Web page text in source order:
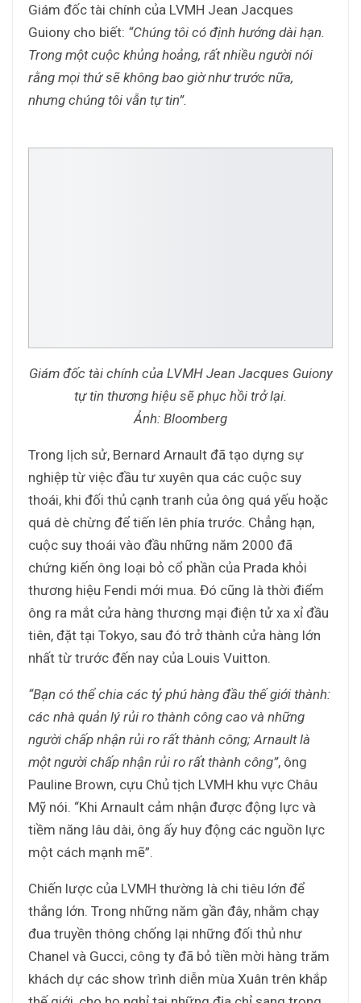
Giám đốc tài chính của LVMH Jean Jacques
Guiony cho biết: “Chúng tôi có định hướng dài hạn.
Trong một cuộc khủng hoảng, rất nhiều người nói
rằng mọi thứ sẽ không bao giờ như trước nữa,
nhưng chúng tôi vẫn tự tin”.
Giám đốc tài chính của LVMH Jean Jacques Guiony
tự tin thương hiệu sẽ phục hồi trở lại.
Ảnh: Bloomberg
Trong lịch sử, Bernard Arnault đã tạo dựng sự
nghiệp từ việc đầu tư xuyên qua các cuộc suy
thoái, khi đối thủ cạnh tranh của ông quá yếu hoặc
quá dè chừng để tiến lên phía trước. Chẳng hạn,
cuộc suy thoái vào đầu những năm 2000 đã
chứng kiến ông loại bỏ cổ phần của Prada khỏi
thương hiệu Fendi mới mua. Đó cũng là thời điểm
ông ra mắt cửa hàng thương mại điện tử xa xỉ đầu
tiên, đặt tại Tokyo, sau đó trở thành cửa hàng lớn
nhất từ trước đến nay của Louis Vuitton.
“Bạn có thể chia các tỷ phú hàng đầu thế giới thành:
các nhà quản lý rủi ro thành công cao và những
người chấp nhận rủi ro rất thành công; Arnault là
một người chấp nhận rủi ro rất thành công”, ông
Pauline Brown, cựu Chủ tịch LVMH khu vực Châu
Mỹ nói. “Khi Arnault cảm nhận được động lực và
tiềm năng lâu dài, ông ấy huy động các nguồn lực
một cách mạnh mẽ”.
Chiến lược của LVMH thường là chi tiêu lớn để
thắng lớn. Trong những năm gần đây, nhằm chạy
đua truyền thông chống lại những đối thủ như
Chanel và Gucci, công ty đã bỏ tiền mời hàng trăm
khách dự các show trình diễn mùa Xuân trên khắp